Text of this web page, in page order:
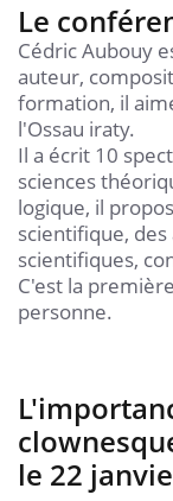
Le
Cédric Aubouy
auteur,
formation, il
l'Ossau iraty.
Il a écrit 10
sciences
logique, il
scientifique,
scientifiques,
C'est la
personne.
le 22